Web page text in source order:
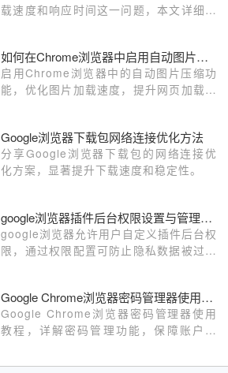
载速度和响应时间这一问题，本文详细介
如何在Chrome浏览器中启用自动图片压缩功能
启用Chrome浏览器中的自动图片压缩功
能，优化图片加载速度，提升网页加载效
Google浏览器下载包网络连接优化方法
分享Google浏览器下载包的网络连接优
化方案，显著提升下载速度和稳定性。
google浏览器插件后台权限设置与管理操作教程
google浏览器允许用户自定义插件后台权
限，通过权限配置可防止隐私数据被过度
Google Chrome浏览器密码管理器使用教程
Google Chrome浏览器密码管理器使用
教程，详解密码管理功能，保障账户安